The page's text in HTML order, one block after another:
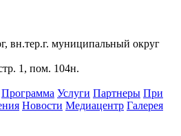
вн.тер.г. муниципальный округ
1, пом. 104н.
Программа Услуги Партнеры При
Новости Медиацентр Галерея